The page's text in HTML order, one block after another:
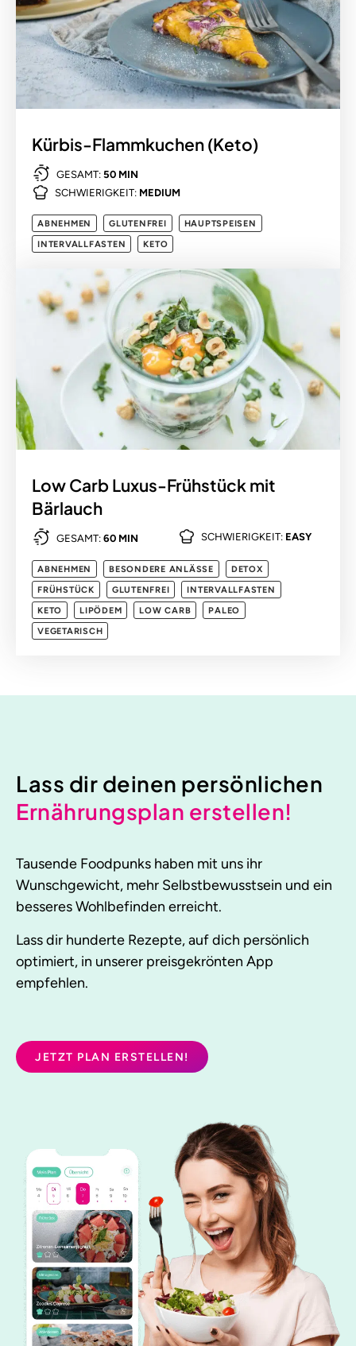
Kürbis-Flammkuchen (Keto)
GESAMT: 50 MIN
SCHWIERIGKEIT: MEDIUM
ABNEHMEN GLUTENFREI
HAUPTSPEISEN
INTERVALLFASTEN
KETO
Low Carb Luxus-Frühstück mit
Bärlauch
GESAMT: 60 MIN SCHWIERIGKEIT: EASY
ABNEHMEN BESONDERE ANLÄSSE
DETOX
FRÜHSTÜCK
GLUTENFREI
INTERVALLFASTEN
KETO
LIPÖDEM LOW CARB
PALEO
VEGETARISCH
Lass dir deinen persönlichen
Ernährungsplan erstellen!
Tausende Foodpunks haben mit uns ihr
Wunschgewicht, mehr Selbstbewusstsein und ein
besseres Wohlbefinden erreicht.
Lass dir hunderte Rezepte, auf dich persönlich
optimiert, in unserer preisgekrönten App
empfehlen.
JETZT PLAN ERSTELLEN!